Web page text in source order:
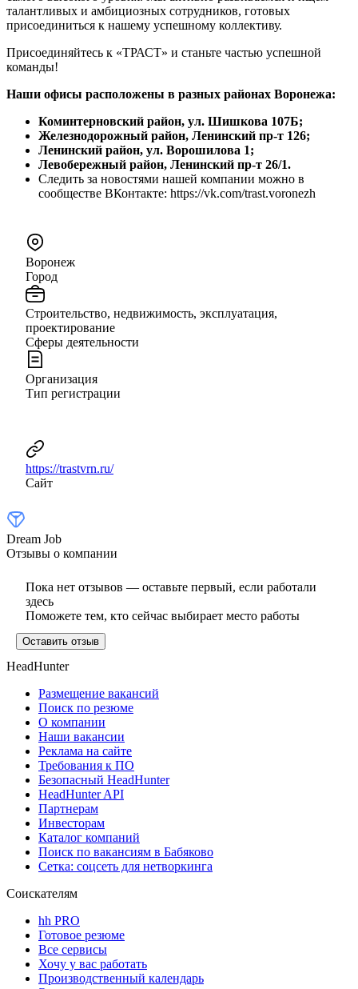
талантливых и амбициозных сотрудников, готовых
присоединиться к нашему успешному коллективу.
Присоединяйтесь к «ТРАСТ» и станьте частью успешной
команды!
Наши офисы расположены в разных районах Воронежа:
Коминтерновский район, ул. Шишкова 107Б;
Железнодорожный район, Ленинский пр-т 126;
Ленинский район, ул. Ворошилова 1;
Левобережный район, Ленинский пр-т 26/1.
Следить за новостями нашей компании можно в
сообществе ВКонтакте: https://vk.com/trast.voronezh
Воронеж
Город
Строительство, недвижимость, эксплуатация,
проектирование
Сферы деятельности
Организация
Тип регистрации
https://trastvrn.ru/
Сайт
Dream Job
Отзывы о компании
Пока нет отзывов — оставьте первый, если работали
здесь
Поможете тем, кто сейчас выбирает место работы
Оставить отзыв
HeadHunter
Размещение вакансий
Поиск по резюме
О компании
Наши вакансии
Реклама на сайте
Требования к ПО
Безопасный HeadHunter
HeadHunter API
Партнерам
Инвесторам
Каталог компаний
Поиск по вакансиям в Бабяково
Сетка: соцсеть для нетворкинга
Соискателям
hh PRO
Готовое резюме
Все сервисы
Хочу у вас работать
Производственный календарь